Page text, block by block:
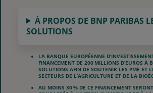
À PROPOS DE BNP PARIBAS
SOLUTIONS
LA BANQUE EUROPÉENNE
FINANCEMENT DE 200 MILLIONS D’EUROS À
SOLUTIONS AFIN DE SOUTENIR LES PME ET
SECTEURS DE L’AGRICULTURE ET DE LA
AU MOINS 30 % DE CE FINANCEMENT SERONT